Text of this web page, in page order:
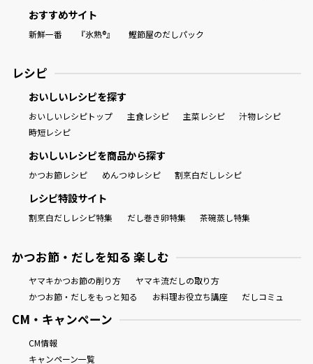
おすすめサイト
新鮮一番 『氷熟®』 鰹節屋のだしパック
レシピ
おいしいレシピを探す
おいしいレシピトップ 主食レシピ 主菜レシピ
汁物レシピ
時短レシピ
おいしいレシピを商品から探す
かつお節レシピ めんつゆレシピ 割烹白だしレシピ
レシピ特設サイト
割烹白だしレシピ特集 だし巻き卵特集 茶碗蒸し特集
かつお節・だしを知る 楽しむ
ヤマキかつお節の削り方
ヤマキ流だしの取り方
かつお節・だしをもっと知る
お料理お役立ち講座 だしコミュ
CM・キャンペーン
CM情報
キャンペーン一覧